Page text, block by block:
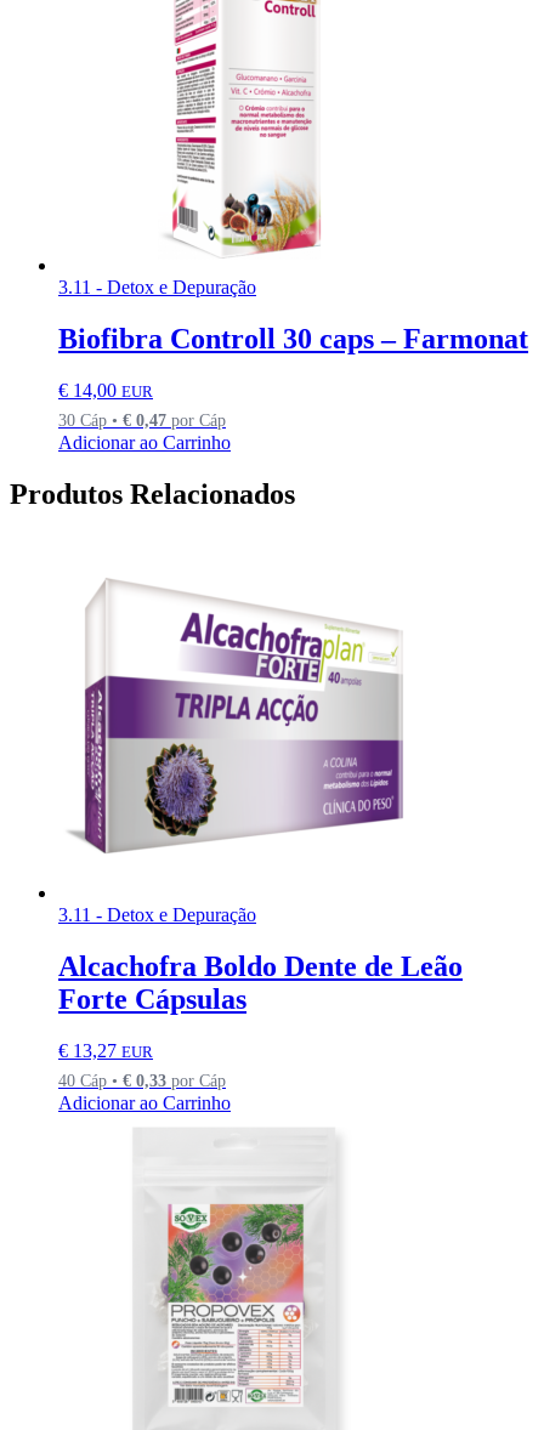
3.11 - Detox e Depuração
Biofibra Controll 30 caps – Farmonat
€ 14,00 EUR
30 Cáp • € 0,47 por Cáp
Adicionar ao Carrinho
Produtos Relacionados
3.11 - Detox e Depuração
Alcachofra Boldo Dente de Leão
Forte Cápsulas
€ 13,27 EUR
40 Cáp • € 0,33 por Cáp
Adicionar ao Carrinho